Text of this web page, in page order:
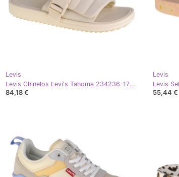
Levis
Levis Chinelos Levi's Tahoma 234236-1701-100 bege
84,18 €
Levis
55,44 €